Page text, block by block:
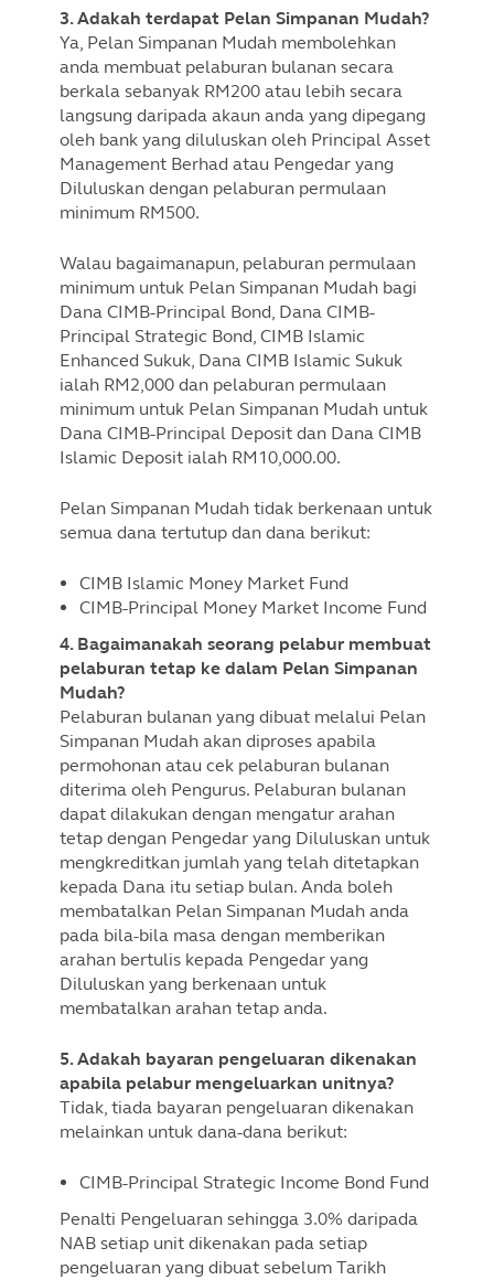
3. Adakah terdapat Pelan Simpanan Mudah?
Ya, Pelan Simpanan Mudah membolehkan
anda membuat pelaburan bulanan secara
berkala sebanyak RM200 atau lebih secara
langsung daripada akaun anda yang dipegang
oleh bank yang diluluskan oleh Principal Asset
Management Berhad atau Pengedar yang
Diluluskan dengan pelaburan permulaan
minimum RM500.
Walau bagaimanapun, pelaburan permulaan
minimum untuk Pelan Simpanan Mudah bagi
Dana CIMB-Principal Bond, Dana CIMB-
Principal Strategic Bond, CIMB Islamic
Enhanced Sukuk, Dana CIMB Islamic Sukuk
ialah RM2,000 dan pelaburan permulaan
minimum untuk Pelan Simpanan Mudah untuk
Dana CIMB-Principal Deposit dan Dana CIMB
Islamic Deposit ialah RM10,000.00.
Pelan Simpanan Mudah tidak berkenaan untuk
semua dana tertutup dan dana berikut:
CIMB Islamic Money Market Fund
CIMB-Principal Money Market Income Fund
4. Bagaimanakah seorang pelabur membuat
pelaburan tetap ke dalam Pelan Simpanan
Mudah?
Pelaburan bulanan yang dibuat melalui Pelan
Simpanan Mudah akan diproses apabila
permohonan atau cek pelaburan bulanan
diterima oleh Pengurus. Pelaburan bulanan
dapat dilakukan dengan mengatur arahan
tetap dengan Pengedar yang Diluluskan untuk
mengkreditkan jumlah yang telah ditetapkan
kepada Dana itu setiap bulan. Anda boleh
membatalkan Pelan Simpanan Mudah anda
pada bila-bila masa dengan memberikan
arahan bertulis kepada Pengedar yang
Diluluskan yang berkenaan untuk
membatalkan arahan tetap anda.
5. Adakah bayaran pengeluaran dikenakan
apabila pelabur mengeluarkan unitnya?
Tidak, tiada bayaran pengeluaran dikenakan
melainkan untuk dana-dana berikut:
CIMB-Principal Strategic Income Bond Fund
Penalti Pengeluaran sehingga 3.0% daripada
NAB setiap unit dikenakan pada setiap
pengeluaran yang dibuat sebelum Tarikh